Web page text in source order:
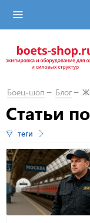
Боец-шоп Блог
Статьи
теги